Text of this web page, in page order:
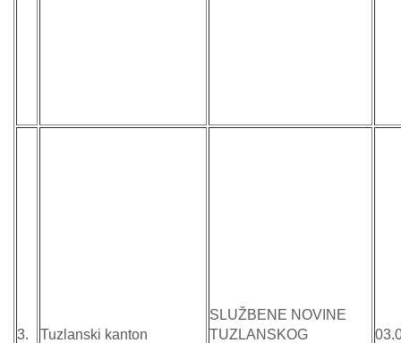
3. Tuzlanski kanton
SLUŽBENE NOVINE
TUZLANSKOG